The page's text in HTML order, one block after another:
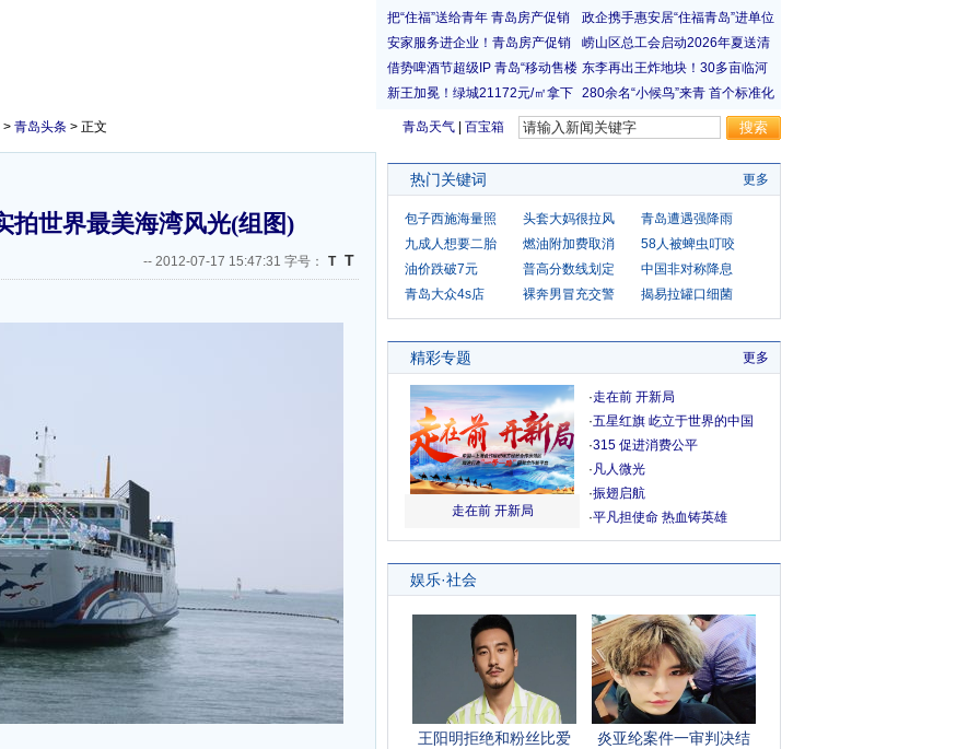
青岛天气 百宝箱
> 青岛头条 > 正文
拍世界最美海湾风光(组图)
-- 2012-07-17 15:47:31 字号： T T
热门关键词 更多
包子西施海量照 头套大妈很拉风
青岛遭遇强降雨
九成人想要二胎
燃油附加费取消
58人被蜱虫叮咬
油价跌破7元
普高分数线划定
中国非对称降息
青岛大众4s店
裸奔男冒充交警 揭易拉罐口细菌